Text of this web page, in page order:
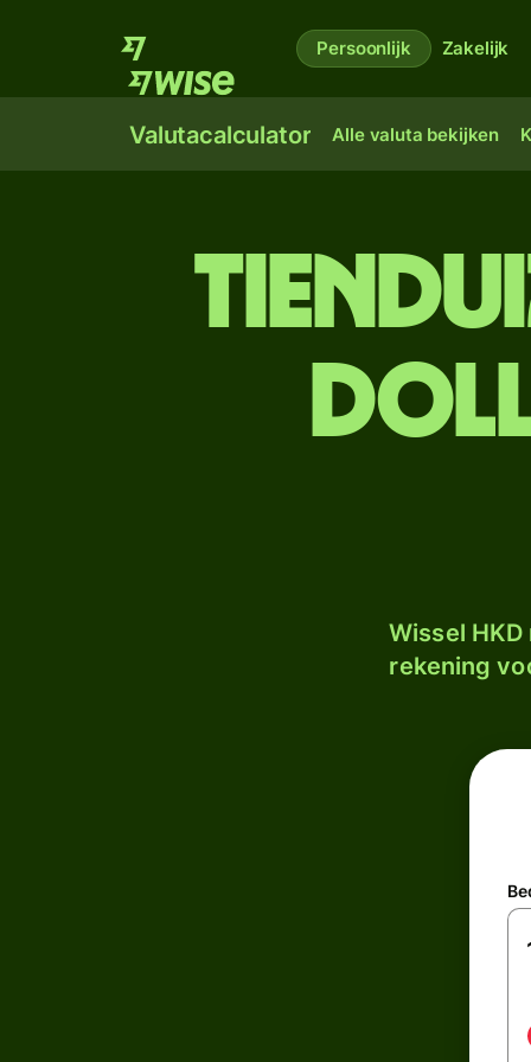
Persoonlijk Zakelijk
Valutacalculator Alle valuta bekijken
Wissel
rekening